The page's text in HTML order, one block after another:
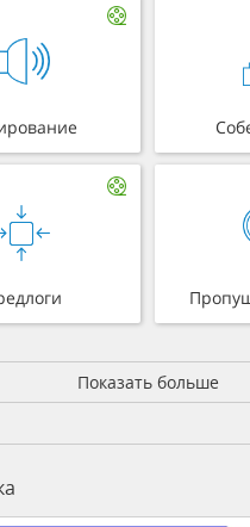
Показать больше